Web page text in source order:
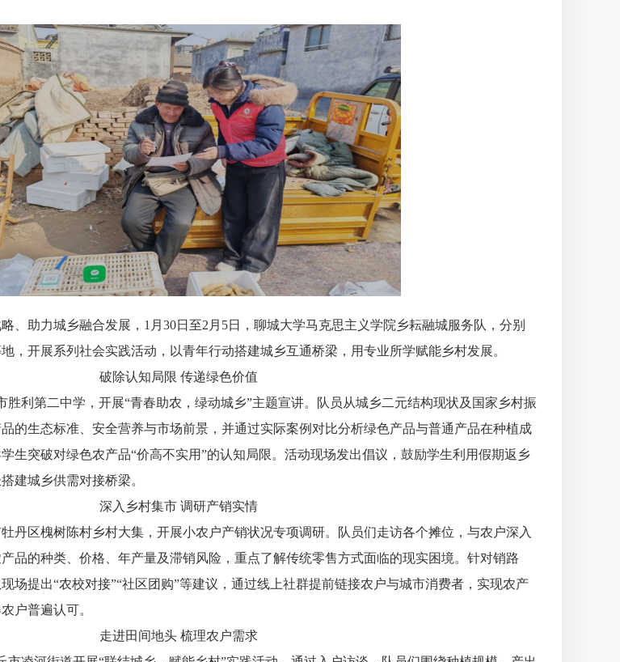
助力城乡融合发展，1月30日至2月5日，聊城大学马克思主义学院乡耘融城服务队，分别
，开展系列社会实践活动，以青年行动搭建城乡互通桥梁，用专业所学赋能乡村发展。
破除认知局限 传递绿色价值
利第二中学，开展“青春助农，绿动城乡”主题宣讲。队员从城乡二元结构现状及国家乡村振
的生态标准、安全营养与市场前景，并通过实际案例对比分析绿色产品与普通产品在种植成
生突破对绿色农产品“价高不实用”的认知局限。活动现场发出倡议，鼓励学生利用假期返乡
建城乡供需对接桥梁。
深入乡村集市 调研产销实情
区槐树陈村乡村大集，开展小农户产销状况专项调研。队员们走访各个摊位，与农户深入
品的种类、价格、年产量及滞销风险，重点了解传统零售方式面临的现实困境。针对销路
场提出“农校对接”“社区团购”等建议，通过线上社群提前链接农户与城市消费者，实现农产
户普遍认可。
走进田间地头 梳理农户需求